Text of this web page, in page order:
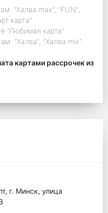
"Халва max", "FUN",
карта"
"Любимая карта"
"Халва", "Халва mix"
картами рассрочек из
г. Минск, улица